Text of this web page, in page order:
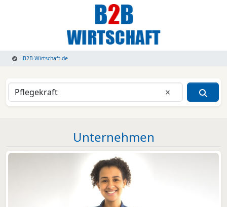
B2B-Wirtschaft.de
Eingabe
Unternehmen